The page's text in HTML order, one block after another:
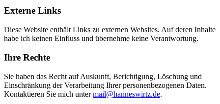
Externe Links
Diese Website enthält Links zu externen Websites. Auf deren Inhalte
habe ich keinen Einfluss und übernehme keine Verantwortung.
Ihre Rechte
Sie haben das Recht auf Auskunft, Berichtigung, Löschung und
Einschränkung der Verarbeitung Ihrer personenbezogenen Daten.
Kontaktieren Sie mich untermail@hanneswirtz.de.